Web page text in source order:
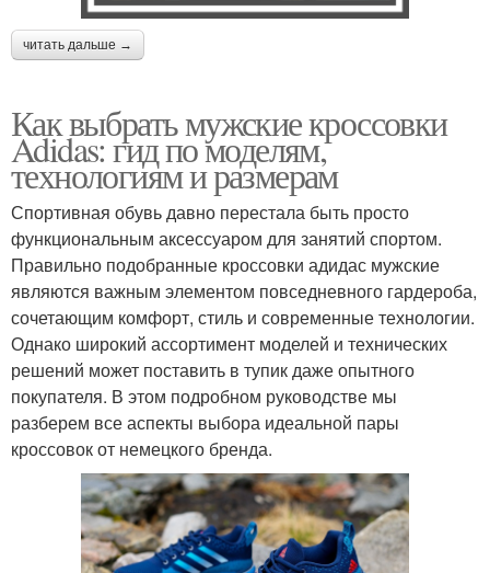
читать дальше →
Как выбрать мужские кроссовки
Adidas: гид по моделям,
технологиям и размерам
Спортивная обувь давно перестала быть просто
функциональным аксессуаром для занятий спортом.
Правильно подобранные кроссовки адидас мужские
являются важным элементом повседневного гардероба,
сочетающим комфорт, стиль и современные технологии.
Однако широкий ассортимент моделей и технических
решений может поставить в тупик даже опытного
покупателя. В этом подробном руководстве мы
разберем все аспекты выбора идеальной пары
кроссовок от немецкого бренда.